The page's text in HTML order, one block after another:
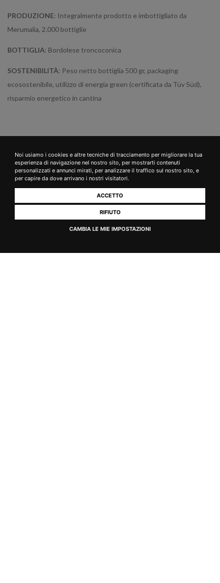
Noi usiamo i cookies e altre tecniche di tracciamento per migliorare la tua
esperienza di navigazione nel nostro sito, per mostrarti contenuti
personalizzati e annunci mirati, per analizzare il traffico sul nostro sito, e
per capire da dove arrivano i nostri visitatori.
ACCETTO
RIFIUTO
CAMBIA LE MIE IMPOSTAZIONI
PRODUZIONE: Integralmente prodotto e imbottigliato da
Merumalia, 2.000 bottiglie
BOTTIGLIA: Bordolese troncoconica
SOSTENIBILITÀ: Peso netto bottiglia 500 gr, packaging
ecosostenibile, utilizzo di energia green (certificata da Tüv Süd),
risparmio energetico in cantina
Potrebbe interessarti